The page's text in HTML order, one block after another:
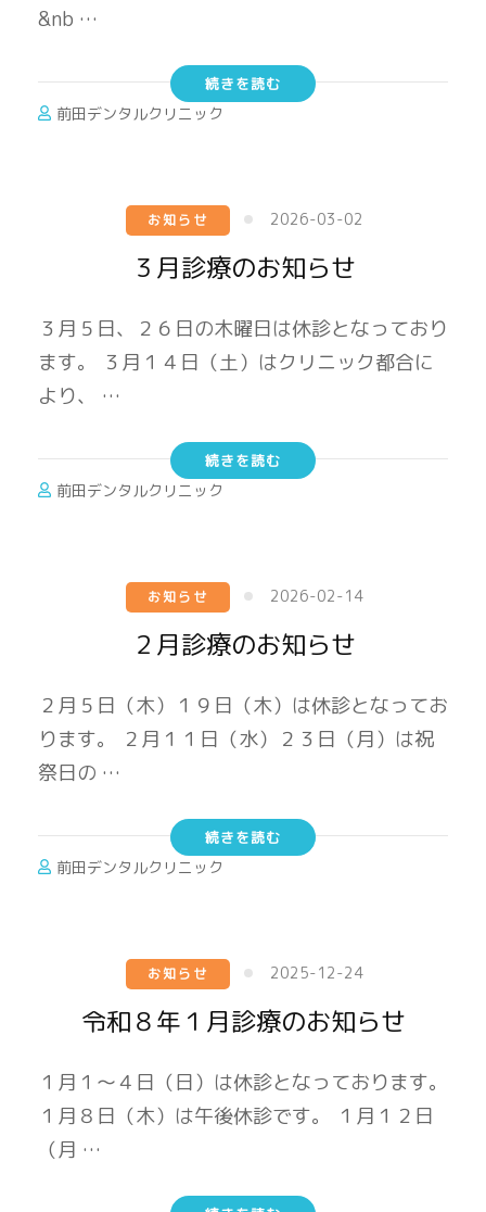
&nb …
続きを読む
前田デンタルクリニック
お知らせ 2026-03-02
３月診療のお知らせ
３月５日、２６日の木曜日は休診となっており
ます。 ３月１４日（土）はクリニック都合に
より、 …
続きを読む
前田デンタルクリニック
お知らせ 2026-02-14
２月診療のお知らせ
２月５日（木）１９日（木）は休診となってお
ります。 ２月１１日（水）２３日（月）は祝
祭日の …
続きを読む
前田デンタルクリニック
お知らせ 2025-12-24
令和８年１月診療のお知らせ
１月１～４日（日）は休診となっております。
１月８日（木）は午後休診です。 １月１２日
（月 …